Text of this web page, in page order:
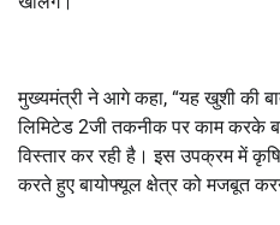
मुख्यमंत्री ने आगे कहा, “यह खुशी की
लिमिटेड 2जी तकनीक पर काम करके
विस्तार कर रही है। इस उपक्रम में
करते हुए बायोफ्यूल क्षेत्र को मजबूत